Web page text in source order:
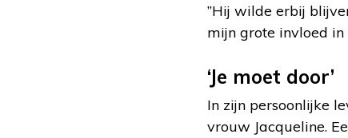
”Hij wilde erbij
mijn grote invloed
‘Je moet door’
In zijn persoonlijke
vrouw Jacqueline.